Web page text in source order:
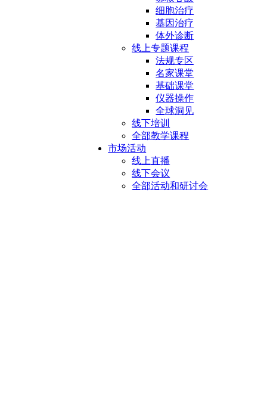
细胞治疗
基因治疗
体外诊断
线上专题课程
法规专区
名家课堂
基础课堂
仪器操作
全球洞见
线下培训
全部教学课程
市场活动
线上直播
线下会议
全部活动和研讨会